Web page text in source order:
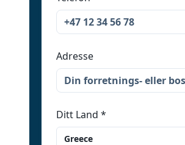
Adresse
Ditt Land *
Greece